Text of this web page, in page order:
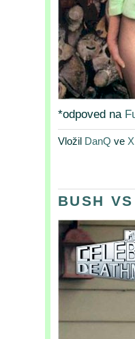
*odpoved na
Vložil DanQ ve
BUSH